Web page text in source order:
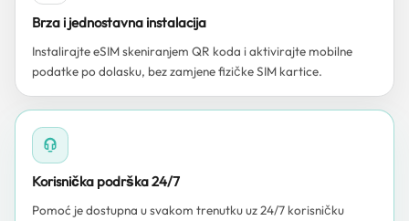
Brza i jednostavna instalacija
Instalirajte eSIM skeniranjem QR koda i aktivirajte mobilne
podatke po dolasku, bez zamjene fizičke SIM kartice.
Korisnička podrška 24/7
Pomoć je dostupna u svakom trenutku uz 24/7 korisničku